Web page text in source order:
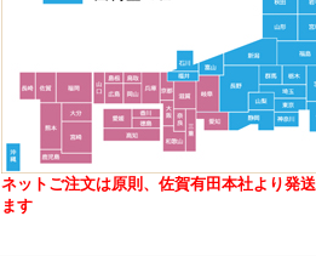
ネットご注文は原則、佐賀有田本社より発
ます